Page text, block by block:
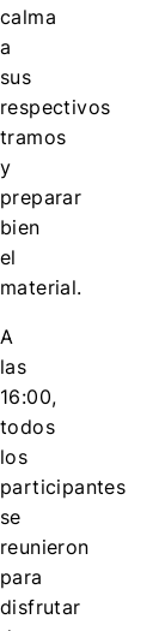
calma
a
sus
respectivos
tramos
y
preparar
bien
el
material.
A
las
16:00,
todos
los
participantes
se
reunieron
para
disfrutar